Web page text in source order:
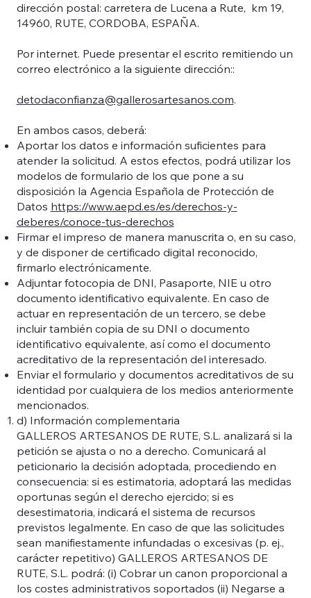
dirección postal: carretera de Lucena a Rute, km 19,
14960, RUTE, CORDOBA, ESPAÑA.
Por internet. Puede presentar el escrito remitiendo un
correo electrónico a la siguiente dirección::
detodaconfianza@gallerosartesanos.com.
En ambos casos, deberá:
Aportar los datos e información suficientes para
atender la solicitud. A estos efectos, podrá utilizar los
modelos de formulario de los que pone a su
disposición la Agencia Española de Protección de
Datos https://www.aepd.es/es/derechos-y-
deberes/conoce-tus-derechos
Firmar el impreso de manera manuscrita o, en su caso,
y de disponer de certificado digital reconocido,
firmarlo electrónicamente.
Adjuntar fotocopia de DNI, Pasaporte, NIE u otro
documento identificativo equivalente. En caso de
actuar en representación de un tercero, se debe
incluir también copia de su DNI o documento
identificativo equivalente, así como el documento
acreditativo de la representación del interesado.
Enviar el formulario y documentos acreditativos de su
identidad por cualquiera de los medios anteriormente
mencionados.
d) Información complementaria
GALLEROS ARTESANOS DE RUTE, S.L. analizará si la
petición se ajusta o no a derecho. Comunicará al
peticionario la decisión adoptada, procediendo en
consecuencia: si es estimatoria, adoptará las medidas
oportunas según el derecho ejercido; si es
desestimatoria, indicará el sistema de recursos
previstos legalmente. En caso de que las solicitudes
sean manifiestamente infundadas o excesivas (p. ej.,
carácter repetitivo) GALLEROS ARTESANOS DE
RUTE, S.L. podrá: (i) Cobrar un canon proporcional a
los costes administrativos soportados (ii) Negarse a